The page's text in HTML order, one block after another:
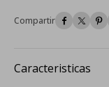
  
Caracteristicas